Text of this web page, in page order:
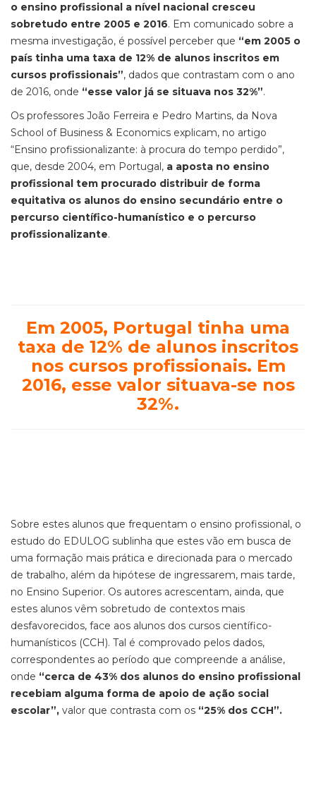
o ensino profissional a nível nacional cresceu
sobretudo entre 2005 e 2016. Em comunicado sobre a
mesma investigação, é possível perceber que “em 2005 o
país tinha uma taxa de 12% de alunos inscritos em
cursos profissionais”, dados que contrastam com o ano
de 2016, onde “esse valor já se situava nos 32%”.
Os professores João Ferreira e Pedro Martins, da Nova
School of Business & Economics explicam, no artigo
“Ensino profissionalizante: à procura do tempo perdido”,
que, desde 2004, em Portugal, a aposta no ensino
profissional tem procurado distribuir de forma
equitativa os alunos do ensino secundário entre o
percurso científico-humanístico e o percurso
profissionalizante.
Em 2005, Portugal tinha uma
taxa de 12% de alunos inscritos
nos cursos profissionais. Em
2016, esse valor situava-se nos
32%.
Sobre estes alunos que frequentam o ensino profissional, o
estudo do EDULOG sublinha que estes vão em busca de
uma formação mais prática e direcionada para o mercado
de trabalho, além da hipótese de ingressarem, mais tarde,
no Ensino Superior. Os autores acrescentam, ainda, que
estes alunos vêm sobretudo de contextos mais
desfavorecidos, face aos alunos dos cursos científico-
humanísticos (CCH). Tal é comprovado pelos dados,
correspondentes ao período que compreende a análise,
onde “cerca de 43% dos alunos do ensino profissional
recebiam alguma forma de apoio de ação social
escolar”, valor que contrasta com os “25% dos CCH”.